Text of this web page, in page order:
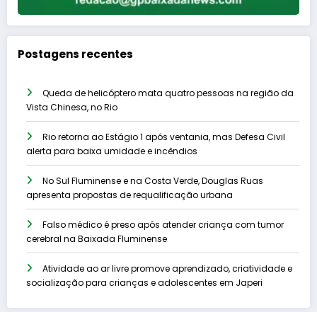
Postagens recentes
Queda de helicóptero mata quatro pessoas na região da
Vista Chinesa, no Rio
Rio retorna ao Estágio 1 após ventania, mas Defesa Civil
alerta para baixa umidade e incêndios
No Sul Fluminense e na Costa Verde, Douglas Ruas
apresenta propostas de requalificação urbana
Falso médico é preso após atender criança com tumor
cerebral na Baixada Fluminense
Atividade ao ar livre promove aprendizado, criatividade e
socialização para crianças e adolescentes em Japeri